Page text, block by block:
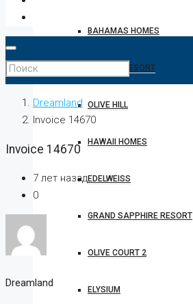
BAHAMAS HOMES
CAESAR RESORT
OLIVE HILL
HAWAII HOMES
EDELWEISS
GRAND SAPPHIRE RESORT
OLIVE COURT 2
ELYSIUM
Dreamland
Invoice 14670
Invoice 14670
7 лет назад
0
Dreamland